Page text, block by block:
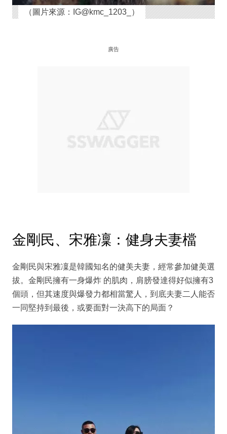
（圖片來源：IG@kmc_1203_）
廣告
金剛民、宋雅凜：健身夫妻檔
金剛民與宋雅凜是韓國知名的健美夫妻，經常參加健美選
拔。金剛民擁有一身爆炸 的肌肉，肩膀發達得好似擁有3
個頭，但其速度與爆發力都相當驚人，到底夫妻二人能否
一同堅持到最後，或要面對一決高下的局面？